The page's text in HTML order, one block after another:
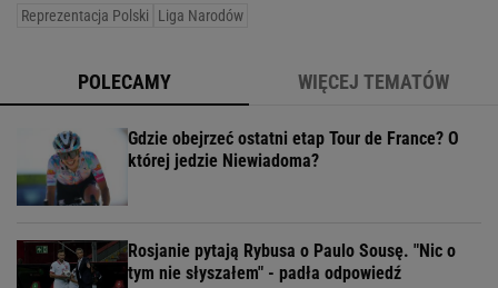
Reprezentacja Polski Liga Narodów
POLECAMY WIĘCEJ TEMATÓW
Gdzie obejrzeć ostatni etap Tour de France? O
której jedzie Niewiadoma?
Rosjanie pytają Rybusa o Paulo Sousę. "Nic o
tym nie słyszałem" - padła odpowiedź